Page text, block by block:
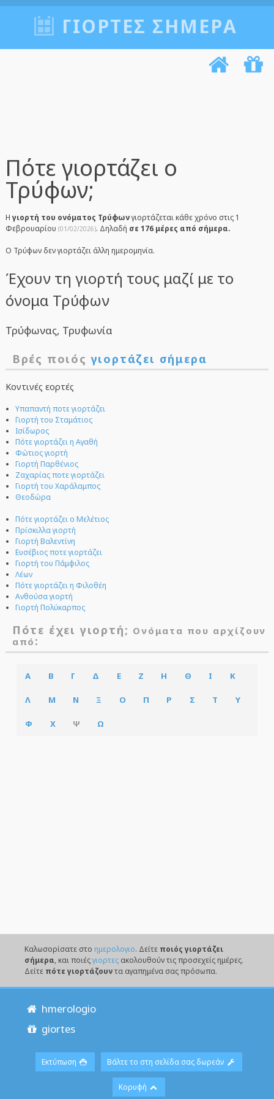
ΓΙΟΡΤΈΣ ΣΉΜΕΡΑ
Πότε γιορτάζει ο
Τρύφων;
Η γιορτή του ονόματος Τρύφωνγιορτάζεται κάθε χρόνο στις 1
Φεβρουαρίου (01/02/2026). Δηλαδή σε 176 μέρες από σήμερα.
Ο Τρύφων δεν γιορτάζει άλλη ημερομηνία.
Έχουν τη γιορτή τους μαζί με το
όνομα Τρύφων
Τρύφωνας, Τρυφωνία
Βρές ποιόςγιορτάζει σήμερα
Κοντινές εορτές
Υπαπαντή ποτε γιορτάζει
Γιορτή του Σταμάτιος
Ισίδωρος
Πότε γιορτάζει η Αγαθή
Φώτιος γιορτή
Γιορτή Παρθένιος
Ζαχαρίας ποτε γιορτάζει
Γιορτή του Χαράλαμπος
Θεοδώρα
Πότε γιορτάζει ο Μελέτιος
Πρίσκιλλα γιορτή
Γιορτή Βαλεντίνη
Ευσέβιος ποτε γιορτάζει
Γιορτή του Πάμφιλος
Λέων
Πότε γιορτάζει η Φιλοθέη
Ανθούσα γιορτή
Γιορτή Πολύκαρπος
Πότε έχει γιορτή; Ονόματα που αρχίζουν
από :
Α Β Γ Δ Ε Ζ Η Θ Ι Κ
Λ Μ Ν Ξ Ο Π Ρ Σ Τ Υ
Φ Χ Ψ Ω
Καλωσορίσατε στο ημερολογιο. Δείτε ποιός γιορτάζει
σήμερα, και ποιέςγιορτεςακολουθούν τις προσεχείς ημέρες.
Δείτε πότε γιορτάζουντα αγαπημένα σας πρόσωπα.
hmerologio
giortes
Εκτύπωση Βάλτε το στη σελίδα σας δωρεάν
Κορυφή